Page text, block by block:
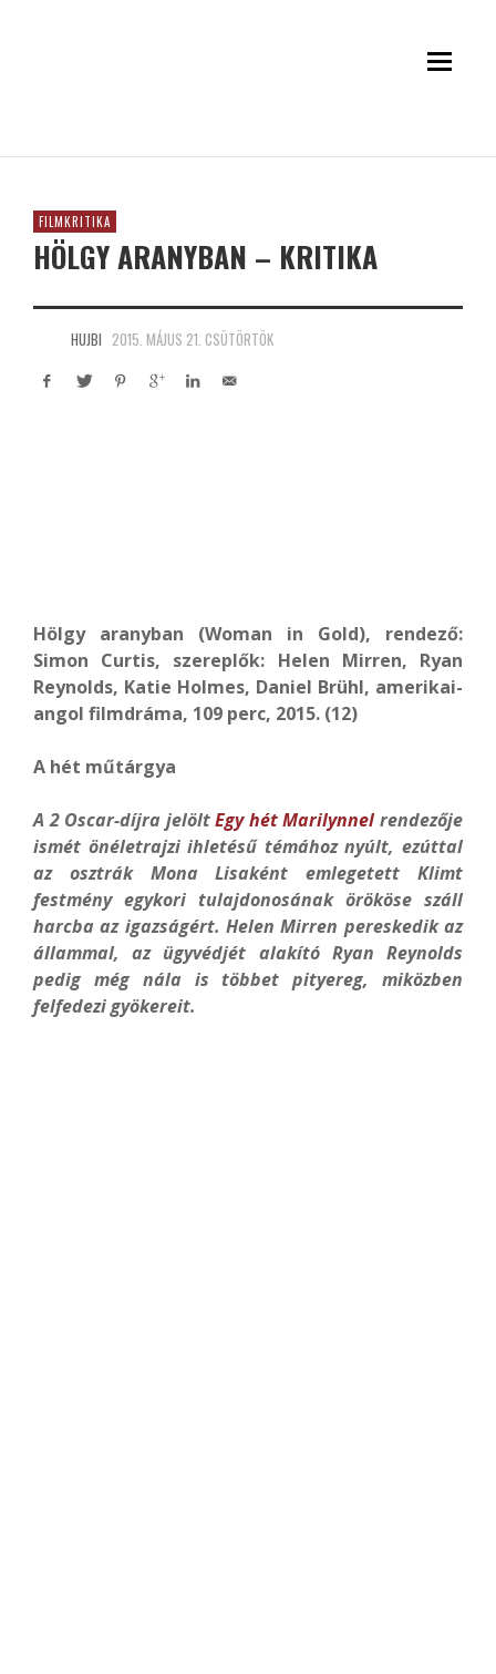
FILMKRITIKA
HÖLGY ARANYBAN – KRITIKA
HUJBI 2015. MÁJUS 21. CSÜTÖRTÖK
Hölgy aranyban (Woman in Gold), rendező:
Simon Curtis, szereplők: Helen Mirren, Ryan
Reynolds, Katie Holmes, Daniel Brühl, amerikai-
angol filmdráma, 109 perc, 2015. (12)
A hét műtárgya
A 2 Oscar-díjra jelöltEgy hét Marilynnel rendezője
ismét önéletrajzi ihletésű témához nyúlt, ezúttal
az osztrák Mona Lisaként emlegetett Klimt
festmény egykori tulajdonosának örököse száll
harcba az igazságért. Helen Mirren pereskedik az
állammal, az ügyvédjét alakító Ryan Reynolds
pedig még nála is többet pityereg, miközben
felfedezi gyökereit.